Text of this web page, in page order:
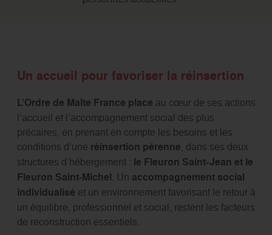
Un accueil pour favoriser la réinsertion
L’Ordre de Malte France place au cœur de ses actions
l’accueil et l’accompagnement social des plus
précaires, en prenant en compte les besoins et les
conditions d’une réinsertion pérenne, dans ses deux
structures d’hébergement : le Fleuron Saint-Jean et le
Fleuron Saint-Michel. Un accompagnement social
individualisé et un environnement favorisant le retour à
un équilibre, professionnel et social, restent les facteurs
de reconstruction essentiels.